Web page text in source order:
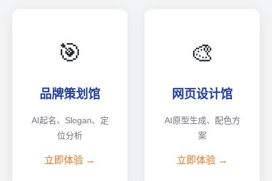
🎯
品牌策划馆
AI起名、Slogan、定
位分析
立即体验 →
🎨
网页设计馆
AI原型生成、配色方
案
立即体验 →